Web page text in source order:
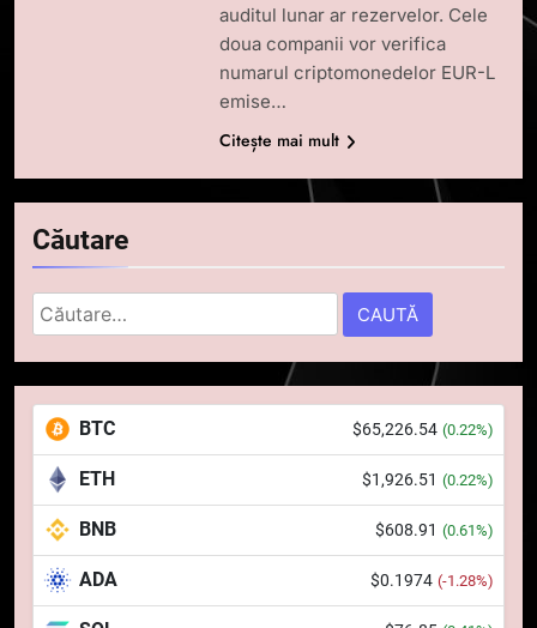
auditul lunar ar rezervelor. Cele
doua companii vor verifica
numarul criptomonedelor EUR-L
emise…
Citește mai mult
Căutare
Caută
după:
BTC $65,226.54 (0.22%)
ETH $1,926.51 (0.22%)
BNB $608.91 (0.61%)
ADA $0.1974 (-1.28%)
Squid a strâns 6 milioane de
dolari cu sprijinul Ripple, apoi a
pierdut jumătate din aceștia
într-un atac cibernetic în mai
6
Banii digitali și arhitectura
încrederii: O nouă viziune asupra
banilor în era digitală